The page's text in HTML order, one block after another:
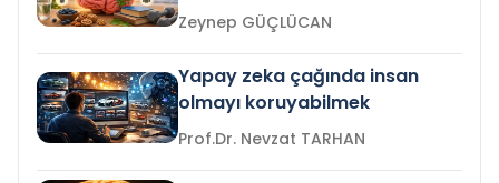
Zeynep GÜÇLÜCAN
Yapay zeka çağında insan
olmayı koruyabilmek
Prof.Dr. Nevzat TARHAN